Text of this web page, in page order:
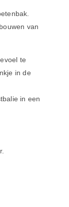
van
te
in de
in een